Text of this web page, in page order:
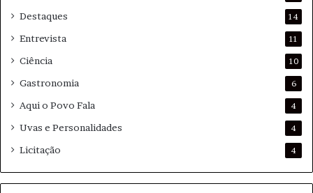
Destaques 14
Entrevista 11
Ciência 10
Gastronomia 6
Aqui o Povo Fala 4
Uvas e Personalidades 4
Licitação 4